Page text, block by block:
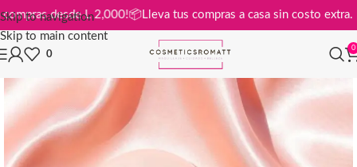
Skip to navigation
Skip to main content
en compras desde L 2,000!📦Lleva tus compras a casa sin costo
0
0